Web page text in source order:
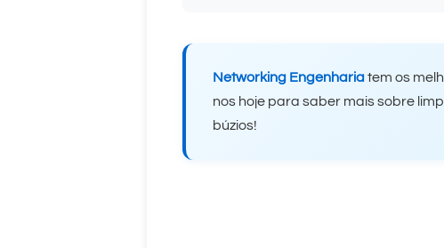
Networking Engenhariatem os
nos hoje para saber mais sobre
búzios!